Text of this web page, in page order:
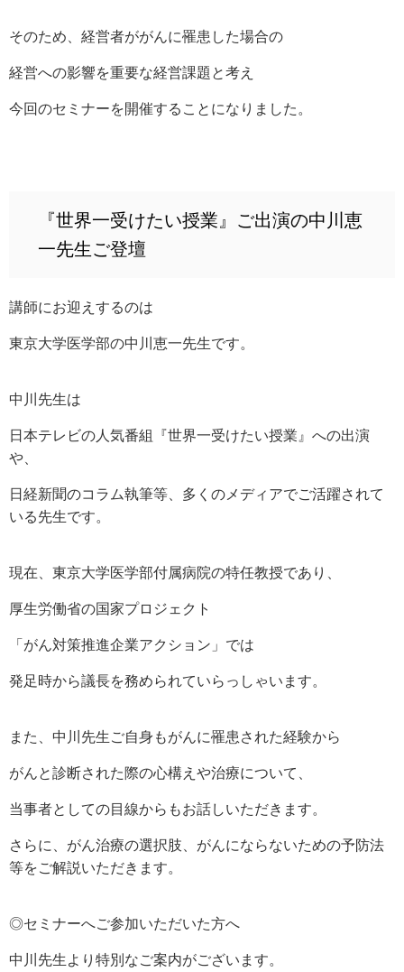
そのため、経営者ががんに罹患した場合の
経営への影響を重要な経営課題と考え
今回のセミナーを開催することになりました。
『世界一受けたい授業』ご出演の中川恵
一先生ご登壇
講師にお迎えするのは
東京大学医学部の中川恵一先生です。
中川先生は
日本テレビの人気番組『世界一受けたい授業』への出演
や、
日経新聞のコラム執筆等、多くのメディアでご活躍されて
いる先生です。
現在、東京大学医学部付属病院の特任教授であり、
厚生労働省の国家プロジェクト
「がん対策推進企業アクション」では
発足時から議長を務められていらっしゃいます。
また、中川先生ご自身もがんに罹患された経験から
がんと診断された際の心構えや治療について、
当事者としての目線からもお話しいただきます。
さらに、がん治療の選択肢、がんにならないための予防法
等をご解説いただきます。
◎セミナーへご参加いただいた方へ
中川先生より特別なご案内がございます。